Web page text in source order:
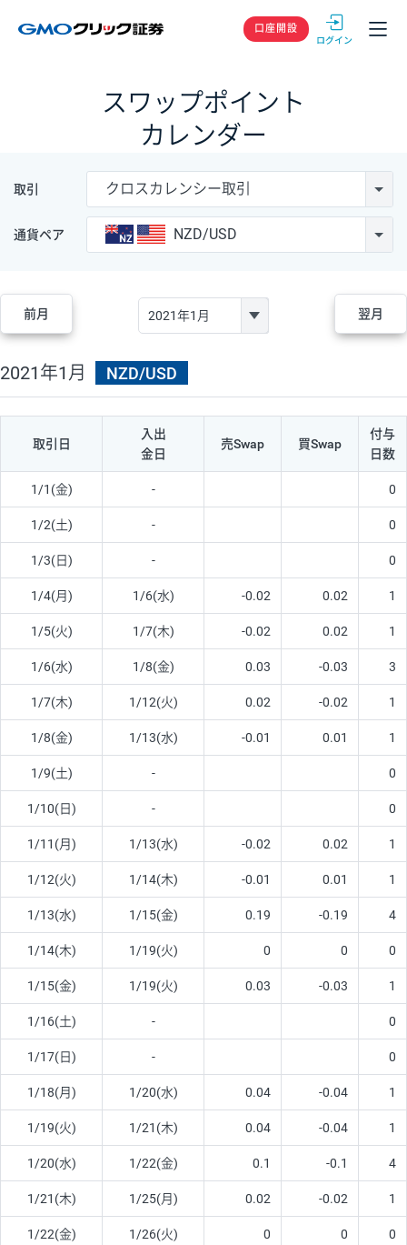
GMOクリック
口座開設
スワップポイント
カレンダー
取引 クロスカレンシー取引
通貨ペア NZD/USD
前月 翌月
2021年1月 NZD/USD
取引日
入出
金日
売Swap 買Swap
付与
日数
1/1(金) - 0
1/2(土) - 0
1/3(日) - 0
1/4(月) 1/6(水) -0.02 0.02 1
1/5(火) 1/7(木) -0.02 0.02 1
1/6(水) 1/8(金) 0.03 -0.03 3
1/7(木) 1/12(火) 0.02 -0.02 1
1/8(金) 1/13(水) -0.01 0.01 1
1/9(土) - 0
1/10(日) - 0
1/11(月) 1/13(水) -0.02 0.02 1
1/12(火) 1/14(木) -0.01 0.01 1
1/13(水) 1/15(金) 0.19 -0.19 4
1/14(木) 1/19(火) 0 0 0
1/15(金) 1/19(火) 0.03 -0.03 1
1/16(土) - 0
1/17(日) - 0
1/18(月) 1/20(水) 0.04 -0.04 1
1/19(火) 1/21(木) 0.04 -0.04 1
1/20(水) 1/22(金) 0.1 -0.1 4
1/21(木) 1/25(月) 0.02 -0.02 1
1/22(金) 1/26(火) 0 0 0